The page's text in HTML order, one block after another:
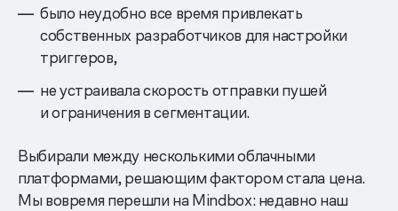
было неудобно все время привлекать
собственных разработчиков для настройки
триггеров,
не устраивала скорость отправки пушей
и ограничения в сегментации.
Выбирали между несколькими облачными
платформами, решающим фактором стала цена.
Мы вовремя перешли на Mindbox: недавно наш